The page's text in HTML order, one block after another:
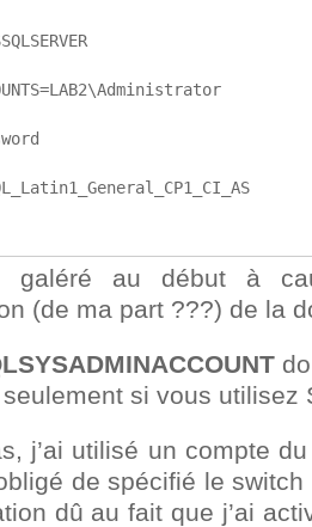
galéré au début à
(de ma part ???) de la
si vous utilisez
j’ai utilisé un compte
de spécifié le
dû au fait que j’ai